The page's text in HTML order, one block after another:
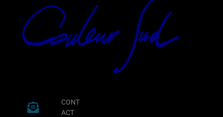
CONT
ACT